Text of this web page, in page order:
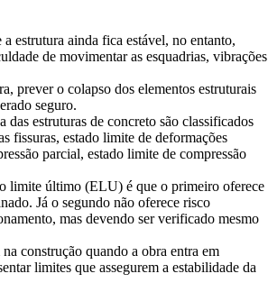
estrutura ainda fica estável, no entanto,
de movimentar as esquadrias, vibrações
prever o colapso dos elementos estruturais
seguro.
estruturas de concreto são classificados
fissuras, estado limite de deformações
parcial, estado limite de compressão
limite último (ELU) é que o primeiro oferece
Já o segundo não oferece risco
mas devendo ser verificado mesmo
construção quando a obra entra em
limites que assegurem a estabilidade da